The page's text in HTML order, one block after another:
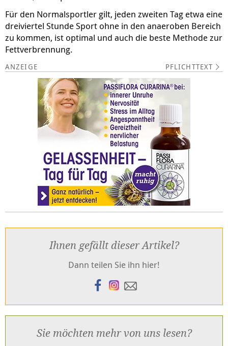
Für den Normalsportler gilt, jeden zweiten Tag etwa eine
dreiviertel Stunde Sport ohne in den anaeroben Bereich
zu kommen, ist optimal und auch die beste Methode zur
Fettverbrennung.
PFLICHTTEXT
Ihnen gefällt dieser Artikel?
Dann teilen Sie ihn hier!
Sie möchten mehr von uns lesen?